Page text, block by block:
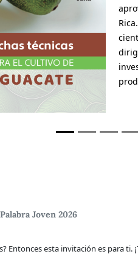
Joven 2026
Entonces esta invitación es para ti.